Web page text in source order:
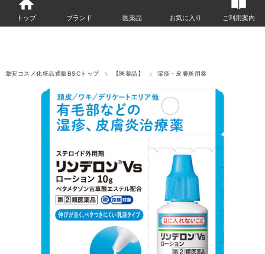
トップ ブランド 医薬品 お気に入り ご利用案内
激安コスメ化粧品通販BSCトップ 【医薬品】 湿疹・皮膚炎用薬